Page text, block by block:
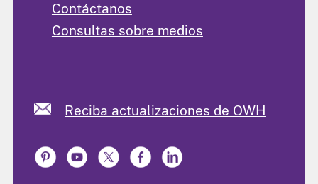
Contáctanos
Consultas sobre medios
Reciba actualizaciones de OWH